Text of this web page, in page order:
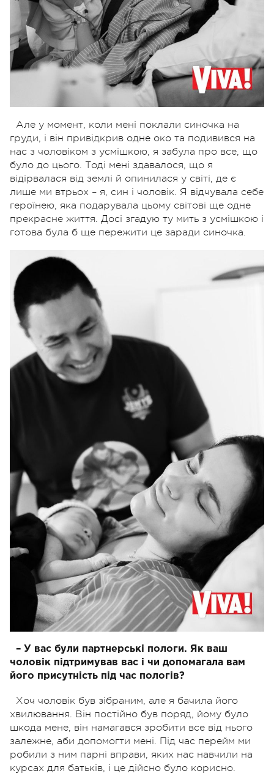
Але у момент, коли мені поклали синочка на
груди, і він привідкрив одне око та подивився на
нас з чоловіком з усмішкою, я забула про все, що
було до цього. Тоді мені здавалося, що я
відірвалася від землі й опинилася у світі, де є
лише ми втрьох – я, син і чоловік. Я відчувала себе
героїнею, яка подарувала цьому світові ще одне
прекрасне життя. Досі згадую ту мить з усмішкою і
готова була б ще пережити це заради синочка.
– У вас були партнерські пологи. Як ваш
чоловік підтримував вас і чи допомагала вам
його присутність під час пологів?
Хоч чоловік був зібраним, але я бачила його
хвилювання. Він постійно був поряд, йому було
шкода мене, він намагався зробити все від нього
залежне, аби допомогти мені. Під час перейм ми
робили з ним парні вправи, яких нас навчили на
курсах для батьків, і це дійсно було корисно.